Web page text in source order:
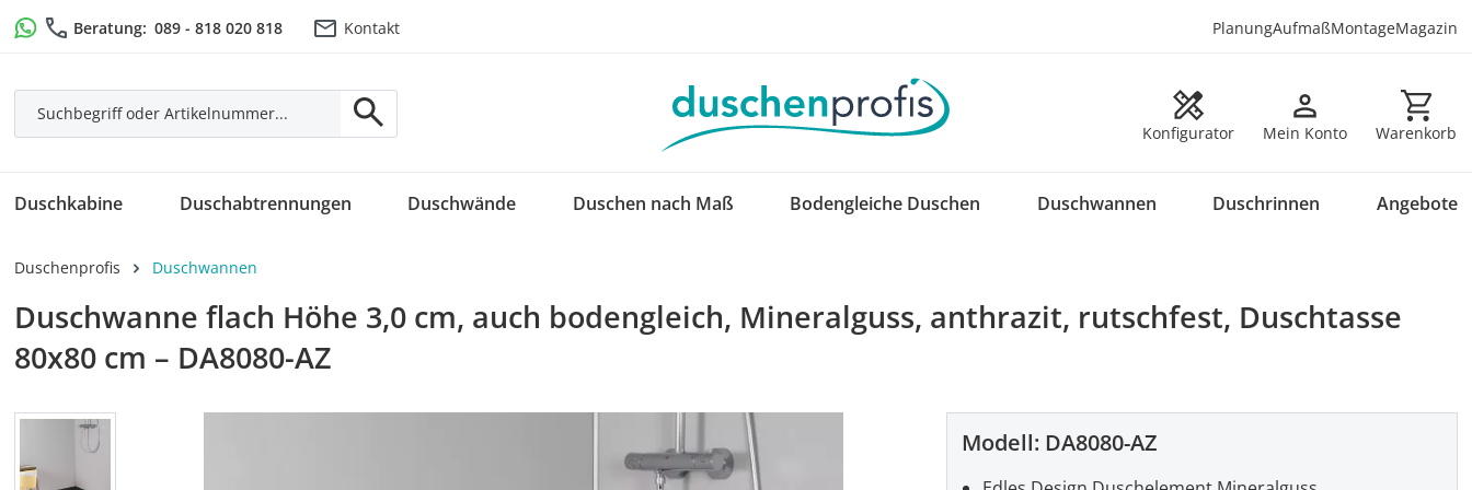
Hauptinhalt springen
Zur Suche springen
Zur Hauptnavigation springen
Beratung: 089 - 818 020 818 Kontakt PlanungAufmaßMontageMagazin
Konfigurator Mein Konto Warenkorb
Warenkorb
Duschkabine Duschabtrennungen Duschwände Duschen nach Maß Bodengleiche Duschen Duschwannen Duschrinnen Angebote
Duschenprofis Duschwannen
Duschwanne flach Höhe 3,0 cm, auch bodengleich, Mineralguss, anthrazit, rutschfest, Duschtasse
80x80 cm – DA8080-AZ
Bildergalerie überspringen
Modell: DA8080-AZ